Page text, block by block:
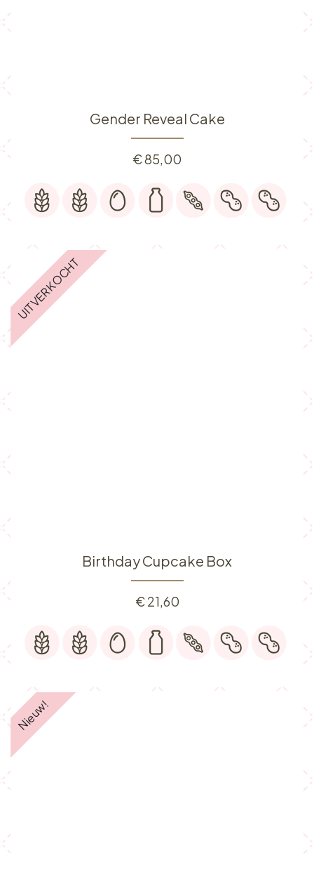
Gender Reveal Cake
€85,00
UITVERKOCHT
Birthday Cupcake Box
€21,60
Nieuw!